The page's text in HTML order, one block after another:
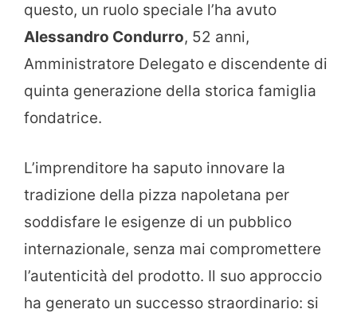
questo, un ruolo speciale l’ha avuto
Alessandro Condurro, 52 anni,
Amministratore Delegato e discendente di
quinta generazione della storica famiglia
fondatrice.
L’imprenditore ha saputo innovare la
tradizione della pizza napoletana per
soddisfare le esigenze di un pubblico
internazionale, senza mai compromettere
l’autenticità del prodotto. Il suo approccio
ha generato un successo straordinario: si